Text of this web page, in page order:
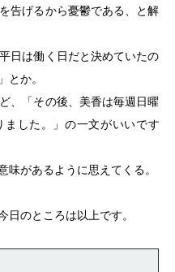
告げるから憂鬱である、と解
日は働く日だと決めていたの
か。
、「その後、美香は毎週日曜
した。」の一文がいいです
があるように思えてくる。
のところは以上です。